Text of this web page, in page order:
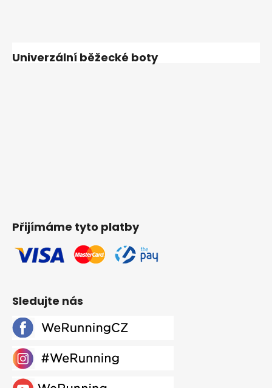
Univerzální běžecké boty
Přijímáme tyto platby
Sledujte nás